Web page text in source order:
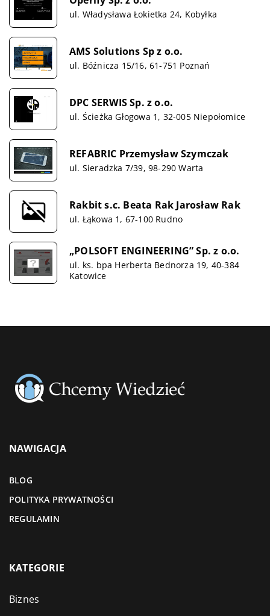
ul. Władysława Łokietka 24, Kobyłka
AMS Solutions Sp z o.o.
ul. Bóźnicza 15/16, 61-751 Poznań
DPC SERWIS Sp. z o.o.
ul. Ścieżka Głogowa 1, 32-005 Niepołomice
REFABRIC Przemysław Szymczak
ul. Sieradzka 7/39, 98-290 Warta
Rakbit s.c. Beata Rak Jarosław Rak
ul. Łąkowa 1, 67-100 Rudno
„POLSOFT ENGINEERING” Sp. z o.o.
ul. ks. bpa Herberta Bednorza 19, 40-384
Katowice
NAWIGACJA
BLOG
POLITYKA PRYWATNOŚCI
REGULAMIN
KATEGORIE
Biznes